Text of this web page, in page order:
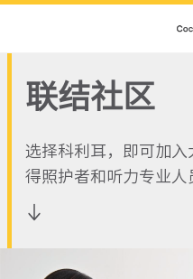
联结社区
选择科利耳，即可加
得照护者和听力专业人